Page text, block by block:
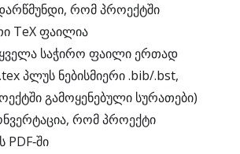
რომ პროექტში
TeX ფაილია
საჭირო ფაილი ერთად
პლუს ნებისმიერი .bib/.bst,
გამოყენებული სურათები)
რომ პროექტი